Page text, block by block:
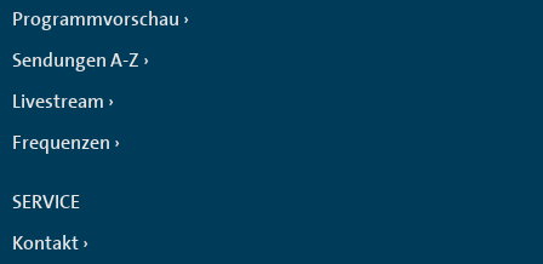
Programmvorschau
Sendungen A-Z
Livestream
Frequenzen
SERVICE
Kontakt